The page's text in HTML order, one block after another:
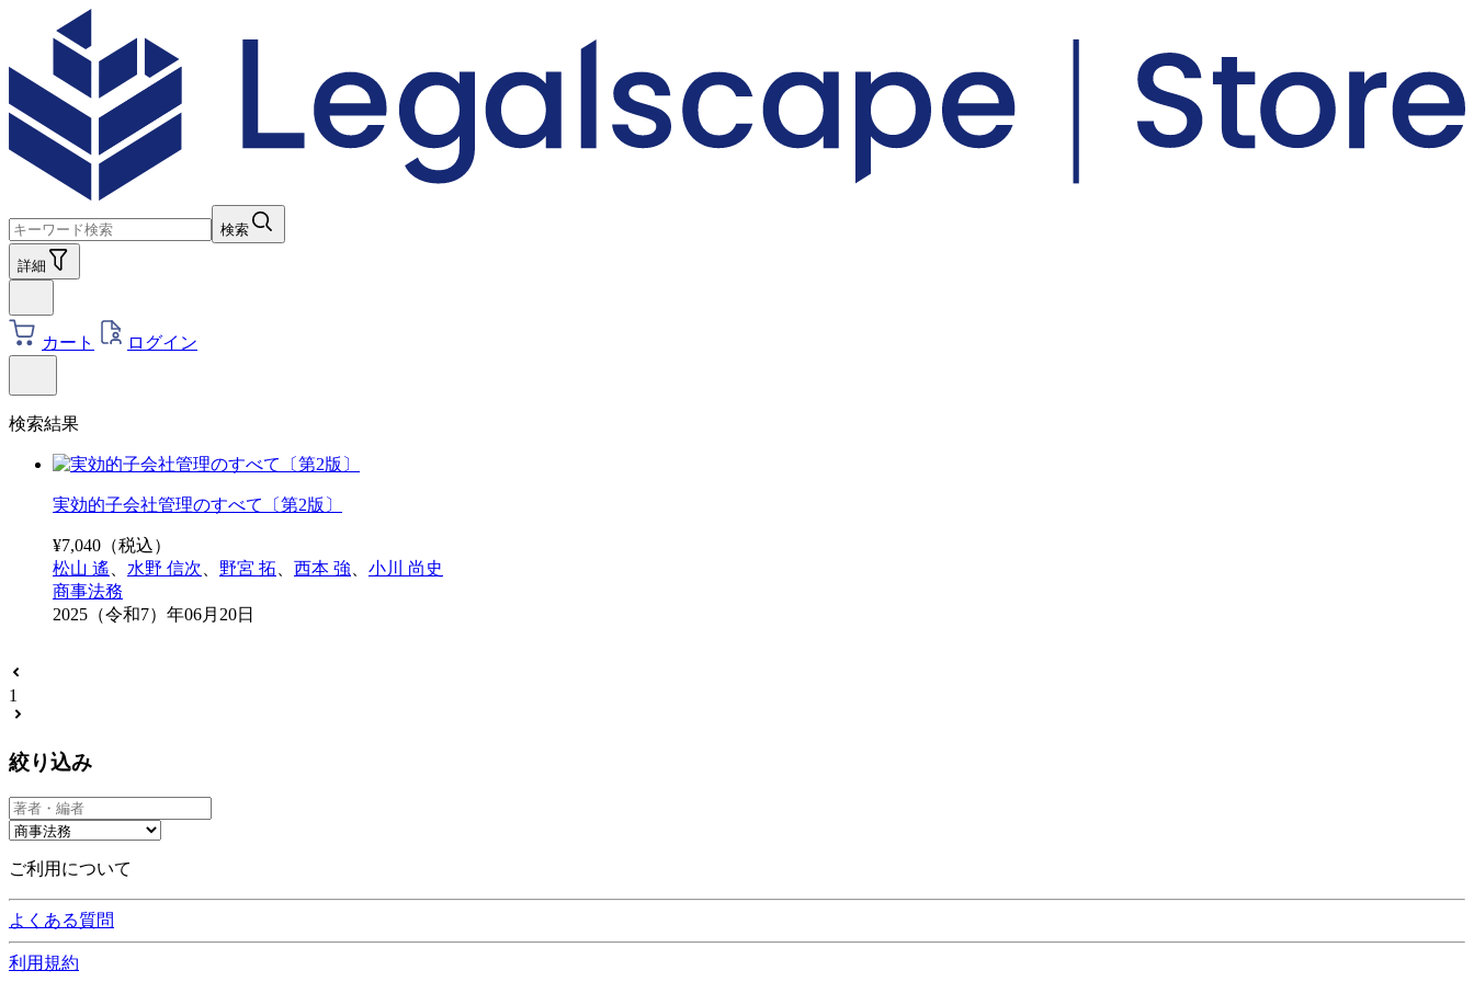
検索
詳細
カート ログイン
検索結果
実効的子会社管理のすべて〔第2版〕
¥7,040 （税込）
松山 遙
水野 信次 野宮 拓 西本 強
小川 尚史
商事法務
2025（令和7）年06月20日
1
絞り込み
ご利用について
よくある質問
利用規約